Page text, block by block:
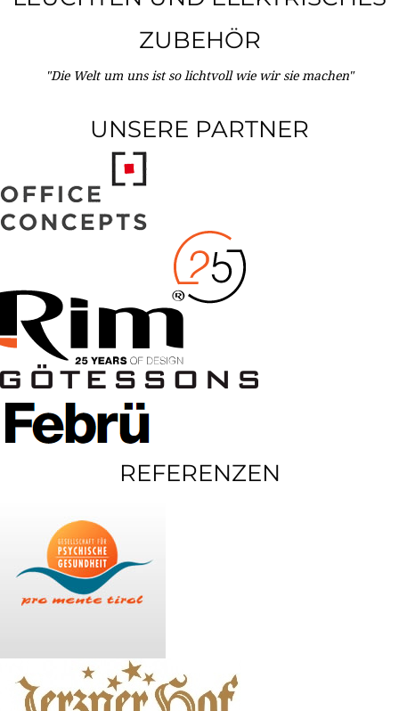
ZUBEHÖR
"Die Welt um uns ist so lichtvoll wie wir sie machen"
UNSERE PARTNER
REFERENZEN